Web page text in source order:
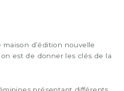
maison d’édition nouvelle
est de donner les clés de la